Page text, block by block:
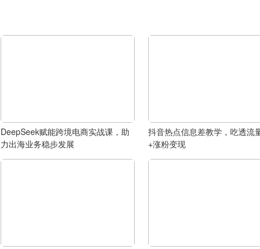
DeepSeek赋能跨境电商实战课，助
力出海业务稳步发展
抖音热点信息差教学，吃透流
+涨粉变现